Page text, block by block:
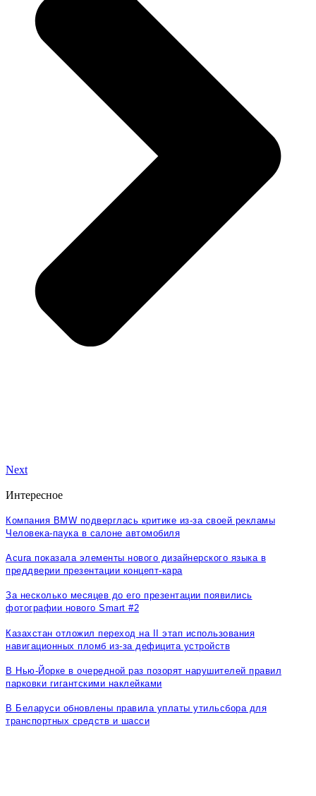
Next
Интересное
Компания BMW подверглась критике из-за своей рекламы
Человека-паука в салоне автомобиля
Acura показала элементы нового дизайнерского языка в
преддверии презентации концепт-кара
За несколько месяцев до его презентации появились
фотографии нового Smart #2
Казахстан отложил переход на II этап использования
навигационных пломб из-за дефицита устройств
В Нью-Йорке в очередной раз позорят нарушителей правил
парковки гигантскими наклейками
В Беларуси обновлены правила уплаты утильсбора для
транспортных средств и шасси